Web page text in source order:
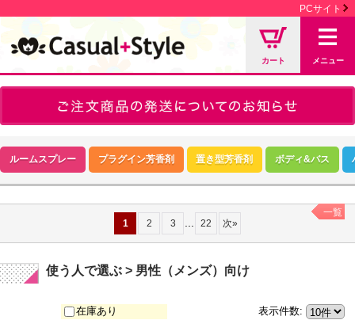
PCサイト
カート メニュー
ルームスプレー プラグイン芳香剤 置き型芳香剤 ボディ&バス
使う人で選ぶ > 男性（メンズ）向け
一覧
表示件数:
在庫あり
1 2 3 22 次»